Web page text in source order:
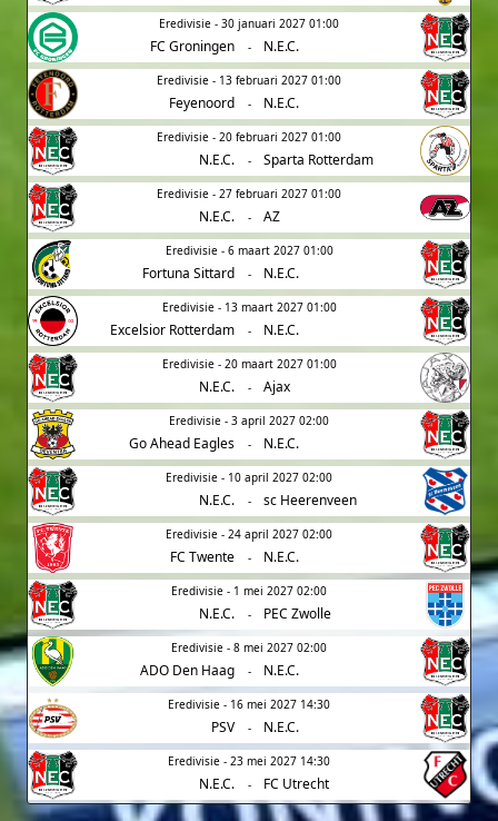
Eredivisie - 30 januari 2027 01:00
FC Groningen - N.E.C.
Eredivisie - 13 februari 2027 01:00
Feyenoord - N.E.C.
Eredivisie - 20 februari 2027 01:00
N.E.C. - Sparta Rotterdam
Eredivisie - 27 februari 2027 01:00
N.E.C. - AZ
Eredivisie - 6 maart 2027 01:00
Fortuna Sittard - N.E.C.
Eredivisie - 13 maart 2027 01:00
Excelsior Rotterdam - N.E.C.
Eredivisie - 20 maart 2027 01:00
N.E.C. - Ajax
Eredivisie - 3 april 2027 02:00
Go Ahead Eagles - N.E.C.
Eredivisie - 10 april 2027 02:00
N.E.C. - sc Heerenveen
Eredivisie - 24 april 2027 02:00
FC Twente - N.E.C.
Eredivisie - 1 mei 2027 02:00
N.E.C. - PEC Zwolle
Eredivisie - 8 mei 2027 02:00
ADO Den Haag - N.E.C.
Eredivisie - 16 mei 2027 14:30
PSV - N.E.C.
Eredivisie - 23 mei 2027 14:30
N.E.C. - FC Utrecht